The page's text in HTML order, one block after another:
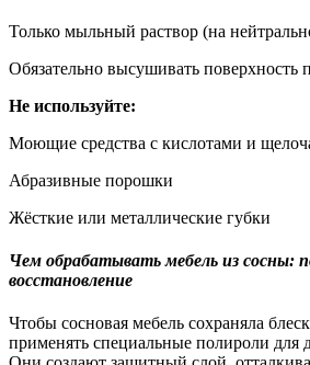
Только мыльный раствор (на
Обязательно высушивать поверхность
Не используйте:
Моющие средства с кислотами и
Абразивные порошки
Жёсткие или металлические губки
Чем обрабатывать мебель из сосны:
восстановление
Чтобы сосновая мебель сохраняла
применять специальные полироли для